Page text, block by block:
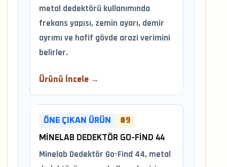
metal dedektörü kullanımında
frekans yapısı, zemin ayarı, demir
ayrımı ve hafif gövde arazi verimini
belirler.
Ürünü İncele →
ÖNE ÇIKAN ÜRÜN #9
MINELAB DEDEKTÖR GO-FIND 44
Minelab Dedektör Go-Find 44, metal